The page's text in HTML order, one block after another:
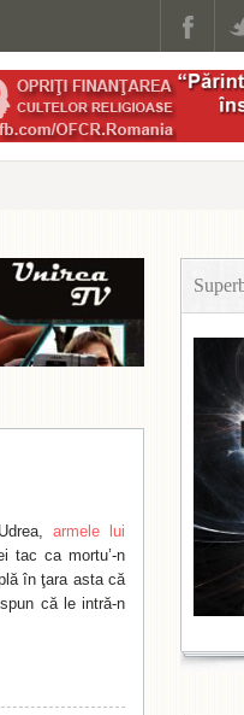
armele lui
tac ca mortu’-n
în ţara asta că
că le intră-n